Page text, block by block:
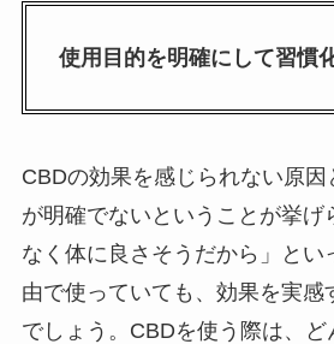
使用目的を明確にして習慣
CBDの効果を感じられない原
が明確でないということが挙げ
なく体に良さそうだから」とい
由で使っていても、効果を実感
でしょう。CBDを使う際は、